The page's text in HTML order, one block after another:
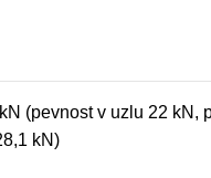
(pevnost v uzlu 22 kN,
kN)